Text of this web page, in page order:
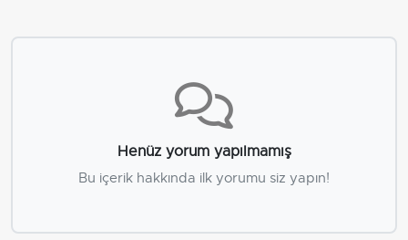
Henüz yorum yapılmamış
Bu içerik hakkında ilk yorumu siz yapın!